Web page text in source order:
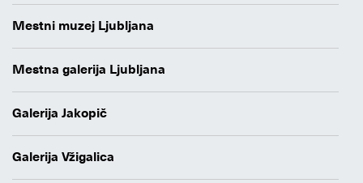
Mestni muzej Ljubljana
Mestna galerija Ljubljana
Galerija Jakopič
Galerija Vžigalica